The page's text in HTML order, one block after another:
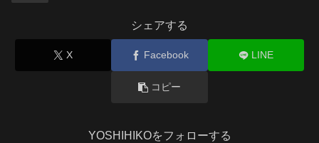
シェアする
X Facebook LINE
コピー
YOSHIHIKOをフォローする